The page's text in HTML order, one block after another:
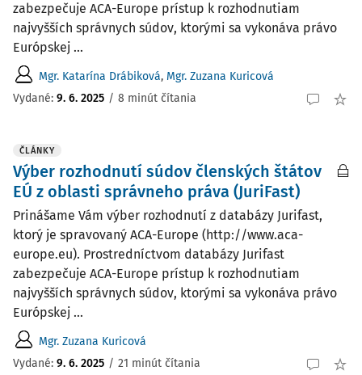
zabezpečuje ACA-Europe prístup k rozhodnutiam
najvyšších správnych súdov, ktorými sa vykonáva právo
Európskej ...
Mgr. Katarína Drábiková, Mgr. Zuzana Kuricová
Vydané: 9. 6. 2025 / 8 minút čítania
ČLÁNKY
Výber rozhodnutí súdov členských štátov
EÚ z oblasti správneho práva (JuriFast)
Prinášame Vám výber rozhodnutí z databázy Jurifast,
ktorý je spravovaný ACA-Europe (http://www.aca-
europe.eu). Prostredníctvom databázy Jurifast
zabezpečuje ACA-Europe prístup k rozhodnutiam
najvyšších správnych súdov, ktorými sa vykonáva právo
Európskej ...
Mgr. Zuzana Kuricová
Vydané: 9. 6. 2025 / 21 minút čítania